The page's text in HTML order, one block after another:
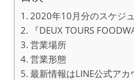
2020年10月分のスケジ
『DEUX TOURS
営業場所
営業形態
最新情報はLINE公式アカ